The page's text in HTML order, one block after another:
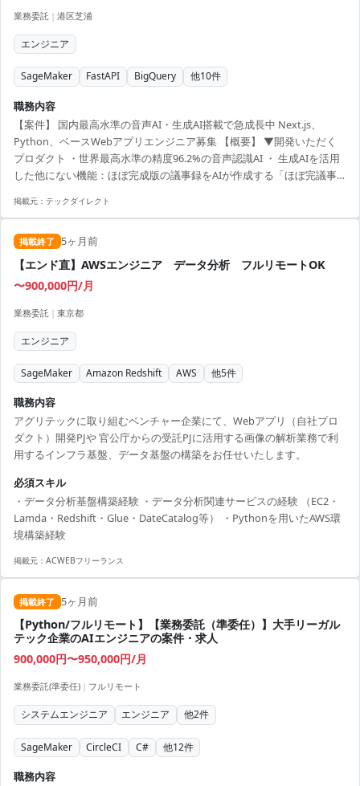
業務委託 | 港区芝浦
エンジニア
SageMaker FastAPI BigQuery 他10件
職務内容
【案件】 国内最高水準の音声AI・生成AI搭載で急成長中 Next.js、
Python、ベースWebアプリエンジニア募集 【概要】 ▼開発いただく
プロダクト ・世界最高水準の精度96.2%の音声認識AI ・ 生成AIを活用
した他にない機能：ほぼ完成版の議事録をAIが作成する「ほぼ完議事
発に携わっていただきます。 【技術スタック】 ・プログラミング言
AI/ML: 音声認識AI、話者分離AI、大規模言語モデル、自然言語処理 ・
開発ツール: Git, ...
掲載元： テックダイレクト
掲載終了 5ヶ月前
【エンド直】AWSエンジニア データ分析 フルリモートOK
〜900,000円/月
業務委託 | 東京都
エンジニア
SageMaker Amazon Redshift AWS 他5件
職務内容
アグリテックに取り組むベンチャー企業にて、Webアプリ（自社プロ
ダクト）開発PJや 官公庁からの受託PJに活用する画像の解析業務で利
用するインフラ基盤、データ基盤の構築をお任せいたします。
必須スキル
・データ分析基盤構築経験 ・データ分析関連サービスの経験 （EC2・
Lamda・Redshift・Glue・DateCatalog等） ・Pythonを用いたAWS環
境構築経験
掲載元： ACWEBフリーランス
掲載終了 5ヶ月前
【Python/フルリモート】【業務委託（準委任）】大手リーガル
テック企業のAIエンジニアの案件・求人
900,000円〜950,000円/月
業務委託(準委任) | フルリモート
システムエンジニア エンジニア 他2件
SageMaker CircleCI C# 他12件
職務内容